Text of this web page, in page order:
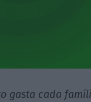
gasta cada